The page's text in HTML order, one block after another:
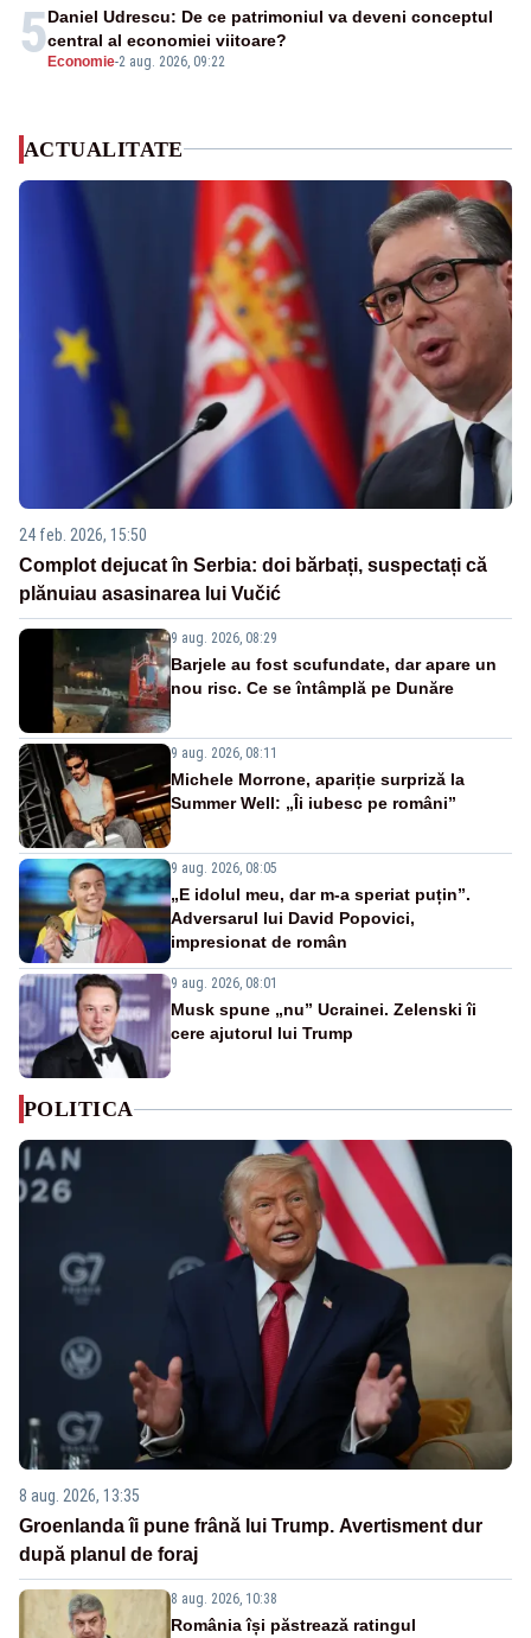
5 Economie-2 aug. 2026, 09:22
Daniel Udrescu: De ce patrimoniul va deveni conceptul
central al economiei viitoare?
ACTUALITATE
24 feb. 2026, 15:50
Complot dejucat în Serbia: doi bărbați, suspectați că
plănuiau asasinarea lui Vučić
9 aug. 2026, 08:29
Barjele au fost scufundate, dar apare un
nou risc. Ce se întâmplă pe Dunăre
9 aug. 2026, 08:11
Michele Morrone, apariție surpriză la
Summer Well: „Îi iubesc pe români”
9 aug. 2026, 08:05
„E idolul meu, dar m-a speriat puțin”.
Adversarul lui David Popovici,
impresionat de român
9 aug. 2026, 08:01
Musk spune „nu” Ucrainei. Zelenski îi
cere ajutorul lui Trump
POLITICA
8 aug. 2026, 13:35
Groenlanda îi pune frână lui Trump. Avertisment dur
după planul de foraj
8 aug. 2026, 10:38
România își păstrează ratingul